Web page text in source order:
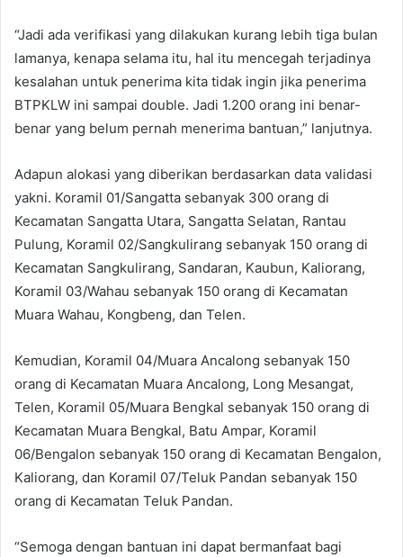
“Jadi ada verifikasi yang dilakukan kurang lebih tiga bulan
lamanya, kenapa selama itu, hal itu mencegah terjadinya
kesalahan untuk penerima kita tidak ingin jika penerima
BTPKLW ini sampai double. Jadi 1.200 orang ini benar-
benar yang belum pernah menerima bantuan,” lanjutnya.
Adapun alokasi yang diberikan berdasarkan data validasi
yakni. Koramil 01/Sangatta sebanyak 300 orang di
Kecamatan Sangatta Utara, Sangatta Selatan, Rantau
Pulung, Koramil 02/Sangkulirang sebanyak 150 orang di
Kecamatan Sangkulirang, Sandaran, Kaubun, Kaliorang,
Koramil 03/Wahau sebanyak 150 orang di Kecamatan
Muara Wahau, Kongbeng, dan Telen.
Kemudian, Koramil 04/Muara Ancalong sebanyak 150
orang di Kecamatan Muara Ancalong, Long Mesangat,
Telen, Koramil 05/Muara Bengkal sebanyak 150 orang di
Kecamatan Muara Bengkal, Batu Ampar, Koramil
06/Bengalon sebanyak 150 orang di Kecamatan Bengalon,
Kaliorang, dan Koramil 07/Teluk Pandan sebanyak 150
orang di Kecamatan Teluk Pandan.
“Semoga dengan bantuan ini dapat bermanfaat bagi